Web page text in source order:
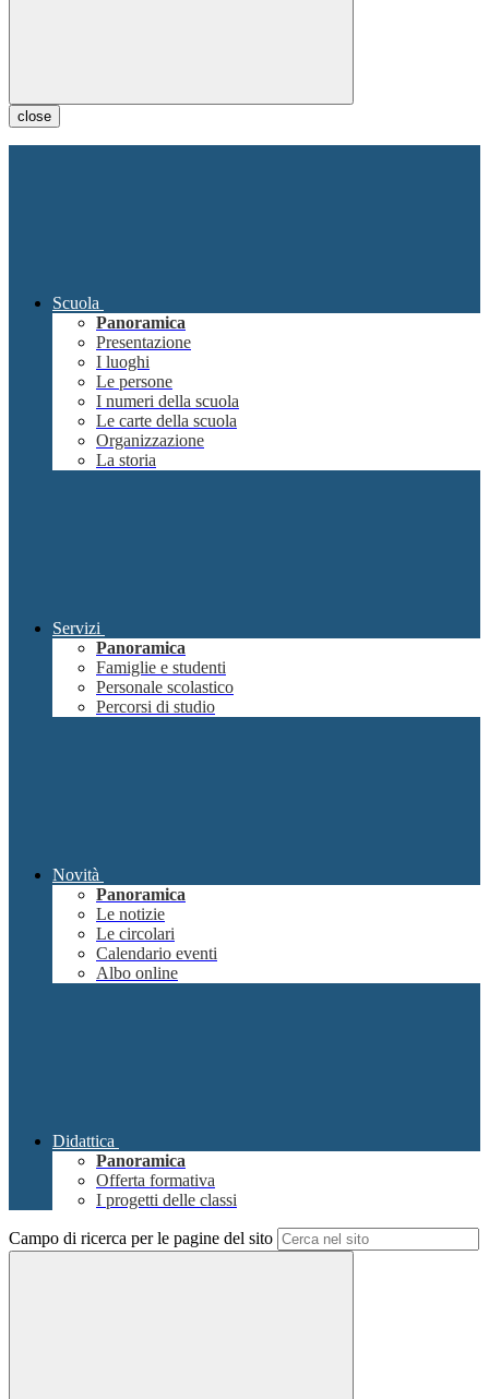
close
Scuola
Panoramica
Presentazione
I luoghi
Le persone
I numeri della scuola
Le carte della scuola
Organizzazione
La storia
Servizi
Panoramica
Famiglie e studenti
Personale scolastico
Percorsi di studio
Novità
Panoramica
Le notizie
Le circolari
Calendario eventi
Albo online
Didattica
Panoramica
Offerta formativa
I progetti delle classi
Campo di ricerca per le pagine del sito